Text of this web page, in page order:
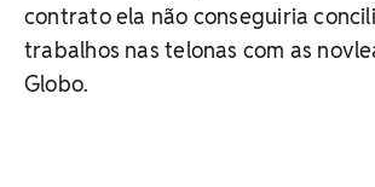
contrato ela não conseguiria
trabalhos nas telonas com as
Globo.